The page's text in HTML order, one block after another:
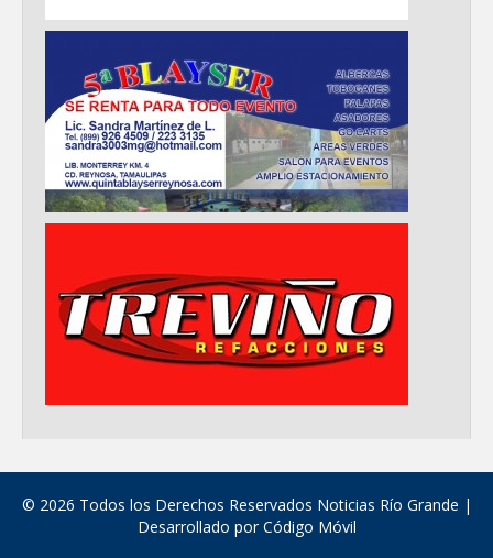
© 2026 Todos los Derechos Reservados Noticias Río Grande |
Desarrollado porCódigo Móvil